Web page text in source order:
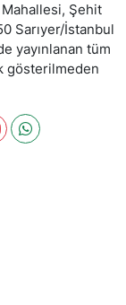
Şehit
Sarıyer/İstanbul
yayınlanan tüm
gösterilmeden